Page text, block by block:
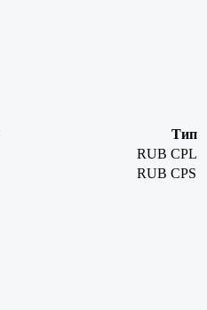
Тип
RUB CPL
RUB CPS